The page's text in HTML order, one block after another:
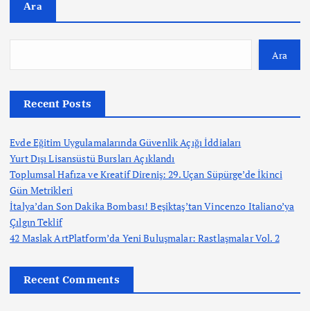
Ara
Ara
Recent Posts
Evde Eğitim Uygulamalarında Güvenlik Açığı İddiaları
Yurt Dışı Lisansüstü Bursları Açıklandı
Toplumsal Hafıza ve Kreatif Direniş: 29. Uçan Süpürge’de İkinci
Gün Metrikleri
İtalya’dan Son Dakika Bombası! Beşiktaş’tan Vincenzo Italiano’ya
Çılgın Teklif
42 Maslak ArtPlatform’da Yeni Buluşmalar: Rastlaşmalar Vol. 2
Recent Comments